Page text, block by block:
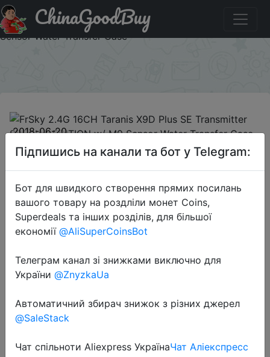
Паридбати з промокодом x9d240 FrSky 2.4G 16CH
Taranis X9D Plus SE Transmitter SPECIAL EDITION w/ M9
Sensor Water Transfer Case
ChinaGoodBuy
2018-06-20
FrSky 2.4G 16CH Taranis X9D Plus
SE Transmitter SPECIAL EDITION w/
M9 Sensor Water Transfer Case
$240.24
Промокод:
Підпишись на канали та бот у Telegram:
Бот для швидкого створення прямих посилань
вашого товару на роздліли монет Coins,
Superdeals та інших розділів, для більшої
економії @AliSuperCoinsBot
Телеграм канал зі знижками виключно для
України @ZnyzkaUa
Автоматичний збирач знижок з різних джерел
@SaleStack
Чат спільноти Aliexpress УкраїнаЧат Аліекспресс